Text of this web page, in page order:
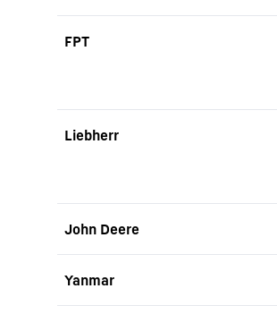
FPT
Liebherr
John Deere
Yanmar